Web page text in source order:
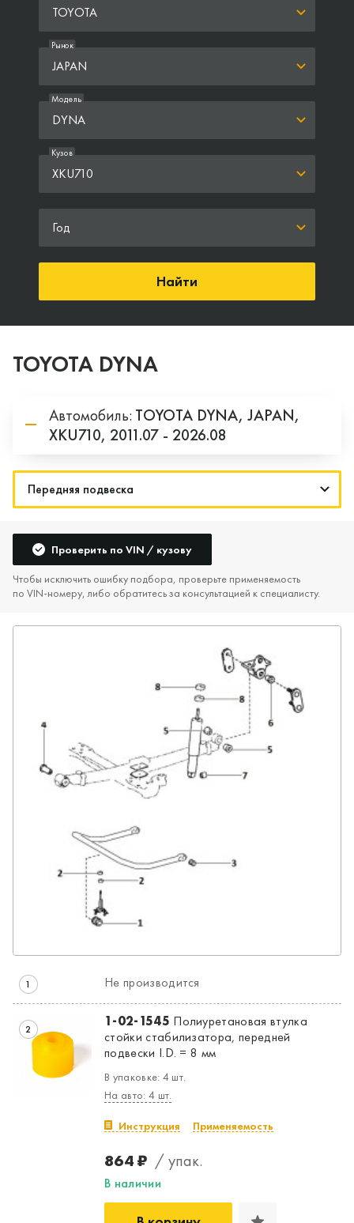
TOYOTA
JAPAN
Рынок
DYNA
Модель
XKU710
Кузов
Год
Найти
TOYOTA DYNA
Автомобиль: TOYOTA DYNA, JAPAN,
XKU710, 2011.07 - 2026.08
Проверить по VIN / кузову
Чтобы исключить ошибку подбора, проверьте применяемость
по VIN‑номеру, либо обратитесь за консультацией к специалисту.
1 Не производится
2 1-02-1545 Полиуретановая втулка
стойки стабилизатора, передней
подвески I.D. = 8 мм
В упаковке: 4 шт.
На авто: 4 шт.
Инструкция Применяемость
864 ₽ / упак.
В наличии